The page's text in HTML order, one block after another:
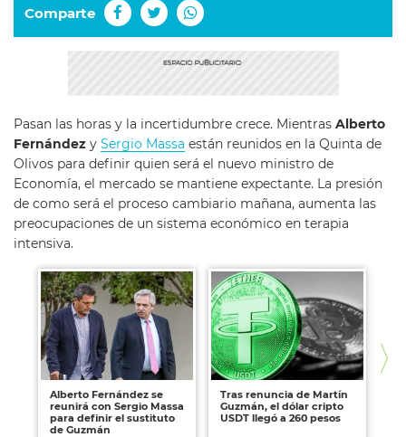
Comparte
Pasan las horas y la incertidumbre crece. Mientras Alberto
Fernández y Sergio Massa están reunidos en la Quinta de
Olivos para definir quien será el nuevo ministro de
Economía, el mercado se mantiene expectante. La presión
de como será el proceso cambiario mañana, aumenta las
preocupaciones de un sistema económico en terapia
intensiva.
Alberto Fernández se
reunirá con Sergio Massa
para definir el sustituto
de Guzmán
Tras renuncia de Martín
Guzmán, el dólar cripto
USDT llegó a 260 pesos